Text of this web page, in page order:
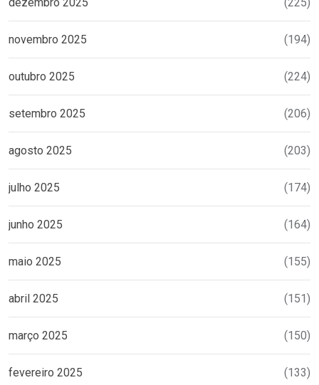
novembro 2025 (194)
outubro 2025 (224)
setembro 2025 (206)
agosto 2025 (203)
julho 2025 (174)
junho 2025 (164)
maio 2025 (155)
abril 2025 (151)
março 2025 (150)
fevereiro 2025 (133)